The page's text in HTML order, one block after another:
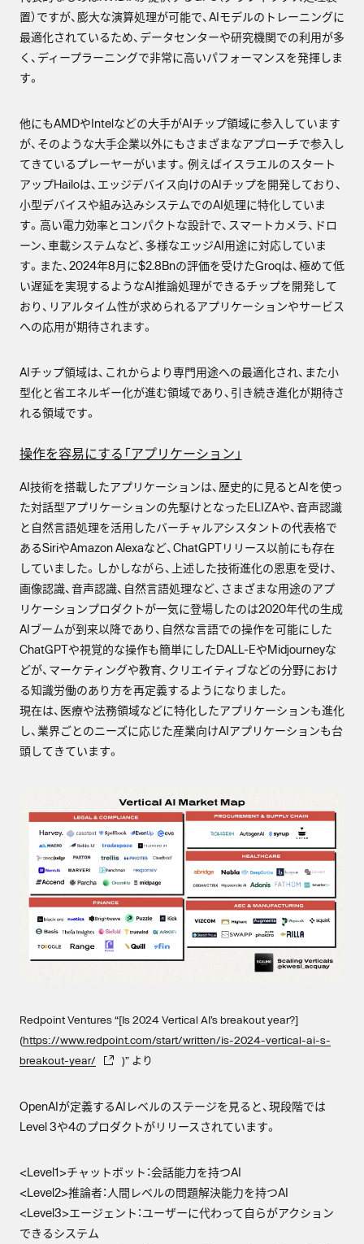
置）ですが、膨大な演算処理が可能で、AIモデルのトレーニングに
最適化されているため、データセンターや研究機関での利用が多
く、ディープラーニングで非常に高いパフォーマンスを発揮しま
す。
他にもAMDやIntelなどの大手がAIチップ領域に参入しています
が、そのような大手企業以外にもさまざまなアプローチで参入し
てきているプレーヤーがいます。例えばイスラエルのスタート
アップHailoは、エッジデバイス向けのAIチップを開発しており、
小型デバイスや組み込みシステムでのAI処理に特化していま
す。高い電力効率とコンパクトな設計で、スマートカメラ、ドロ
ーン、車載システムなど、多様なエッジAI用途に対応していま
す。また、2024年8月に$2.8Bnの評価を受けたGroqは、極めて低
い遅延を実現するようなAI推論処理ができるチップを開発して
おり、リアルタイム性が求められるアプリケーションやサービス
への応用が期待されます。
AIチップ領域は、これからより専門用途への最適化され、また小
型化と省エネルギー化が進む領域であり、引き続き進化が期待さ
れる領域です。
操作を容易にする「アプリケーション」
AI技術を搭載したアプリケーションは、歴史的に見るとAIを使っ
た対話型アプリケーションの先駆けとなったELIZAや、音声認識
と自然言語処理を活用したバーチャルアシスタントの代表格で
あるSiriやAmazon Alexaなど、ChatGPTリリース以前にも存在
していました。しかしながら、上述した技術進化の恩恵を受け、
画像認識、音声認識、自然言語処理など、さまざまな用途のアプ
リケーションプロダクトが一気に登場したのは2020年代の生成
AIブームが到来以降であり、自然な言語での操作を可能にした
ChatGPTや視覚的な操作も簡単にしたDALL-EやMidjourneyな
どが、マーケティングや教育、クリエイティブなどの分野におけ
る知識労働のあり方を再定義するようになりました。
現在は、医療や法務領域などに特化したアプリケーションも進化
し、業界ごとのニーズに応じた産業向けAIアプリケーションも台
頭してきています。
Redpoint Ventures “[Is 2024 Vertical AI’s breakout year?]
(https://www.redpoint.com/start/written/is-2024-vertical-ai-s-
breakout-year/
)” より
OpenAIが定義するAIレベルのステージを見ると、現段階では
Level 3や4のプロダクトがリリースされています。
<Level1>チャットボット：会話能力を持つAI
<Level2>推論者：人間レベルの問題解決能力を持つAI
<Level3>エージェント：ユーザーに代わって自らがアクション
できるシステム